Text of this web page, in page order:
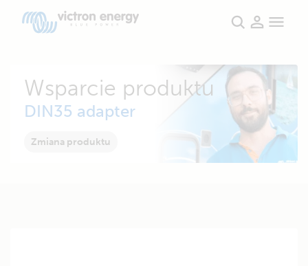
Wsparcie produktu
DIN35 adapter
Zmiana produktu